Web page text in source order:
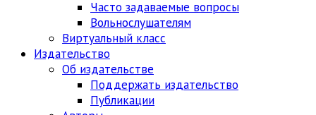
Часто задаваемые вопросы
Вольнослушателям
Виртуальный класс
Издательство
Об издательстве
Поддержать издательство
Публикации